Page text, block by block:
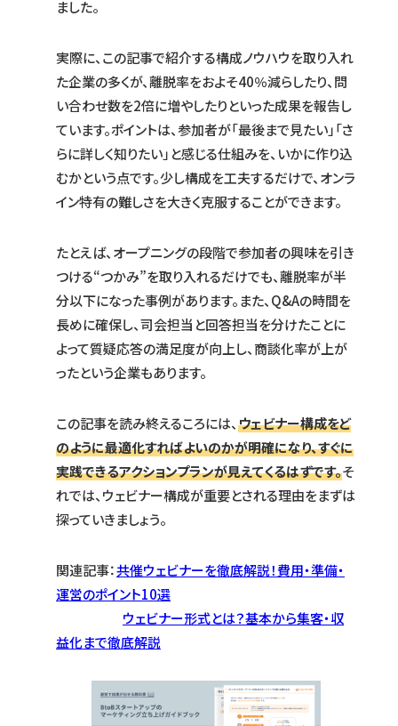
ました。
実際に、この記事で紹介する構成ノウハウを取り入れ
た企業の多くが、離脱率をおよそ40％減らしたり、問
い合わせ数を2倍に増やしたりといった成果を報告し
ています。ポイントは、参加者が「最後まで見たい」「さ
らに詳しく知りたい」と感じる仕組みを、いかに作り込
むかという点です。少し構成を工夫するだけで、オンラ
イン特有の難しさを大きく克服することができます。
たとえば、オープニングの段階で参加者の興味を引き
つける“つかみ”を取り入れるだけでも、離脱率が半
分以下になった事例があります。また、Q&Aの時間を
長めに確保し、司会担当と回答担当を分けたことに
よって質疑応答の満足度が向上し、商談化率が上が
ったという企業もあります。
この記事を読み終えるころには、ウェビナー構成をど
のように最適化すればよいのかが明確になり、すぐに
実践できるアクションプランが見えてくるはずです。そ
れでは、ウェビナー構成が重要とされる理由をまずは
探っていきましょう。
関連記事：共催ウェビナーを徹底解説！費用・準備・
運営のポイント10選
ウェビナー形式とは？基本から集客・収
益化まで徹底解説